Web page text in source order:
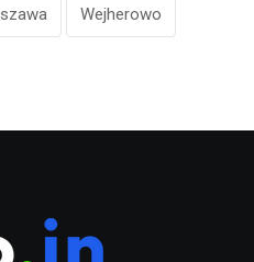
Wejherowo